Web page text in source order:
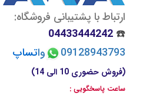
ارتباط با پشتیبانی فروشگاه:
☎️
04433444242
09128943793
واتساپ
(فروش حضوری 10 الی 14)
ساعت پاسخگویی :